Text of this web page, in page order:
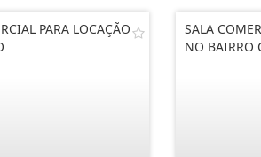
PARA LOCAÇÃO
SALA
NO BAIRRO